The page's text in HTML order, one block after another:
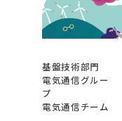
基盤技術部門
電気通信グルー
プ
電気通信チーム